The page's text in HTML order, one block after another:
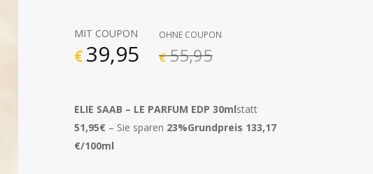
MIT COUPON
€ 39,95
OHNE COUPON
€ 55,95
ELIE SAAB – LE PARFUM EDP 30mlstatt
51,95€ – Sie sparen 23%Grundpreis 133,17
€/100ml